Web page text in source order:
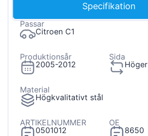
Specifikation
Passar
Citroen C1
Produktionsår
2005-2012
Sida
Höger
Material
Högkvalitativt stål
ARTIKELNUMMER
0501012
OE
8650